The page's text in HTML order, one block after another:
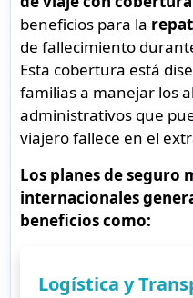
beneficios para la
de fallecimiento
Esta cobertura está
familias a manejar los
administrativos que
viajero fallece en el
Los planes deseguro
internacionales
beneficios como:
Logística y